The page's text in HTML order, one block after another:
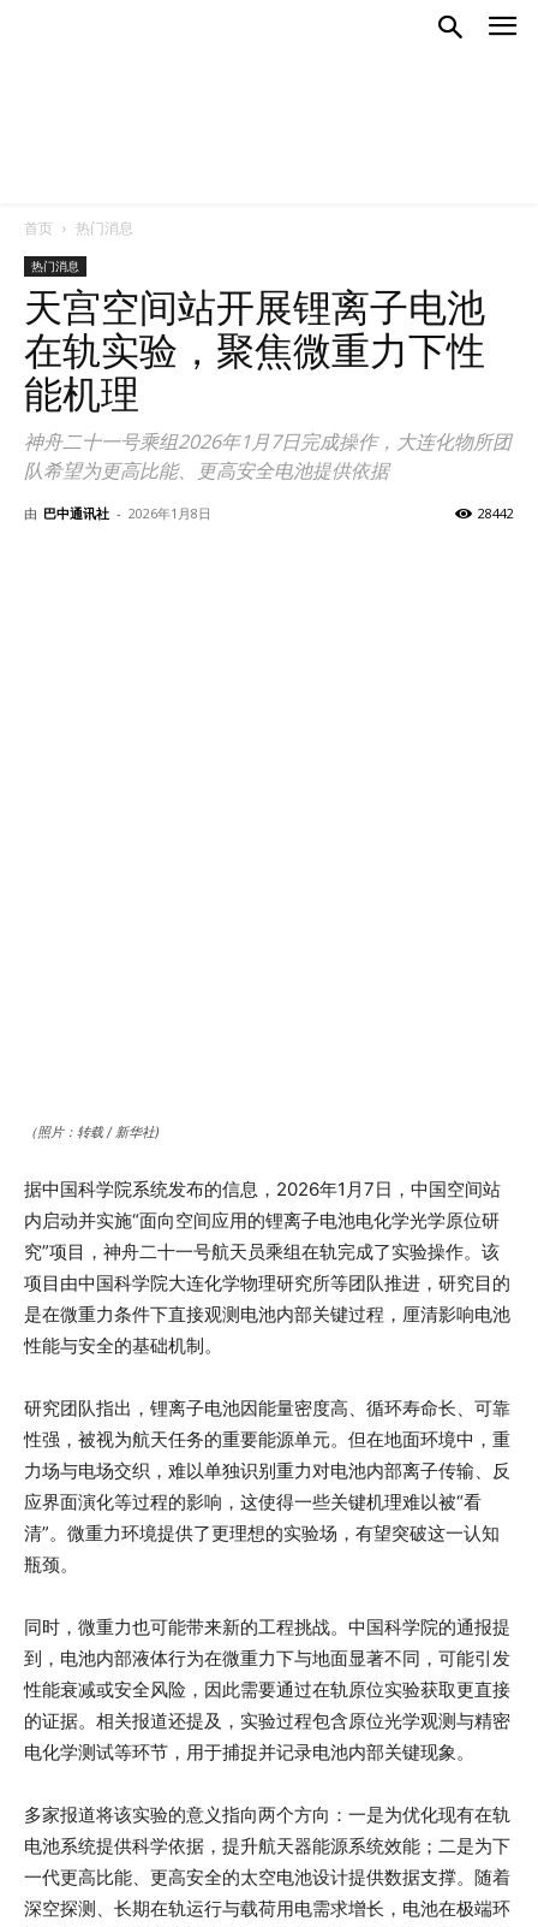
首页 热门消息
热门消息
天宫空间站开展锂离子电池
在轨实验，聚焦微重力下性
能机理
神舟二十一号乘组2026年1月7日完成操作，大连化物所团
队希望为更高比能、更高安全电池提供依据
由 巴中通讯社 - 2026年1月8日 28442
（照片：转载 / 新华社)
据中国科学院系统发布的信息，2026年1月7日，中国空间站
内启动并实施“面向空间应用的锂离子电池电化学光学原位研
究”项目，神舟二十一号航天员乘组在轨完成了实验操作。该
项目由中国科学院大连化学物理研究所等团队推进，研究目的
是在微重力条件下直接观测电池内部关键过程，厘清影响电池
性能与安全的基础机制。
研究团队指出，锂离子电池因能量密度高、循环寿命长、可靠
性强，被视为航天任务的重要能源单元。但在地面环境中，重
力场与电场交织，难以单独识别重力对电池内部离子传输、反
应界面演化等过程的影响，这使得一些关键机理难以被“看
清”。微重力环境提供了更理想的实验场，有望突破这一认知
瓶颈。
同时，微重力也可能带来新的工程挑战。中国科学院的通报提
到，电池内部液体行为在微重力下与地面显著不同，可能引发
性能衰减或安全风险，因此需要通过在轨原位实验获取更直接
的证据。相关报道还提及，实验过程包含原位光学观测与精密
电化学测试等环节，用于捕捉并记录电池内部关键现象。
多家报道将该实验的意义指向两个方向：一是为优化现有在轨
电池系统提供科学依据，提升航天器能源系统效能；二是为下
一代更高比能、更高安全的太空电池设计提供数据支撑。随着
深空探测、长期在轨运行与载荷用电需求增长，电池在极端环